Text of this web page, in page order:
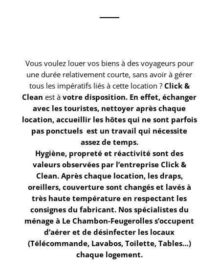
Vous voulez louer vos biens à des voyageurs pour
une durée relativement courte, sans avoir à gérer
tous les impératifs liés à cette location ? Click &
Cleanest à votre disposition. En effet, échanger
avec les touristes, nettoyer après chaque
location, accueillir les hôtes qui ne sont parfois
pas ponctuels est un travail qui nécessite
assez de temps.
Hygiène, propreté et réactivité sont des
valeurs observées par l’entreprise Click &
Clean. Après chaque location, les draps,
oreillers, couverture sont changés et lavés à
très haute température en respectant les
consignes du fabricant. Nos spécialistes du
ménage à Le Chambon-Feugerolles s’occupent
d’aérer et de désinfecter les locaux
(Télécommande, Lavabos, Toilette, Tables…)
chaque logement.